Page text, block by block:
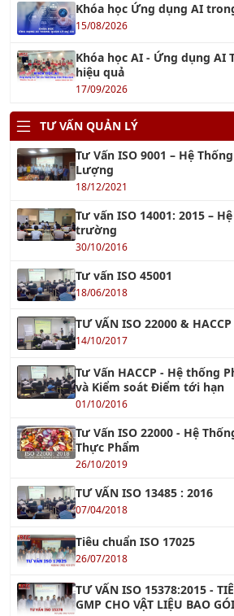
hiệu quả
TƯ VẤN QUẢN LÝ
Lượng
18/12/2021
Tư vấn ISO 14001: 2015 –
trường
30/10/2016
Tư vấn ISO 45001
18/06/2018
TƯ VẤN ISO 22000 & HACCP
14/10/2017
Tư Vấn HACCP - Hệ thống
và Kiểm soát Điểm tới hạn
Tư Vấn ISO 22000 - Hệ
Thực Phẩm
26/10/2019
TƯ VẤN ISO 13485 : 2016
07/04/2018
Tiêu chuẩn ISO 17025
26/07/2018
TƯ VẤN ISO 15378:2015 -
GMP CHO VẬT LIỆU BAO
17/08/2023
TC ISO 31000 - Quản Lý Rủi
26/07/2018